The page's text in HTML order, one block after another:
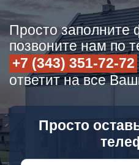
Просто заполните
позвоните нам по
+7 (343) 351-72-72
ответит на все
Просто